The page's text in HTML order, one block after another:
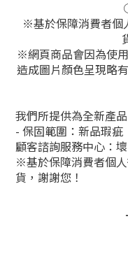
※基於保障消費者個
※網頁商品會因為使
造成圖片顏色呈現略
我們所提供為全新產
- 保固範圍：新品瑕疵
顧客諮詢服務中心：
※基於保障消費者個
貨，謝謝您！